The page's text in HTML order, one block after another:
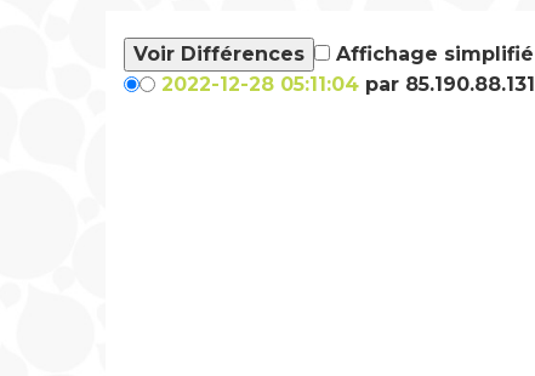
Affichage simplifié
2022-12-28 05:11:04 par 85.190.88.131